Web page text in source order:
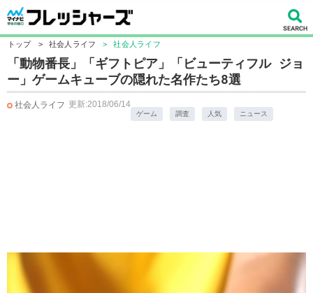
トップ > 社会人ライフ > 社会人ライフ
「動物番長」「ギフトピア」「ビューティフル ジョ
ー」ゲームキューブの隠れた名作たち8選
社会人ライフ 更新:2018/06/14
ゲーム 調査 人気 ニュース